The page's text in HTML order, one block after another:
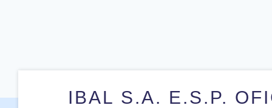
IBAL S.A. E.S.P.